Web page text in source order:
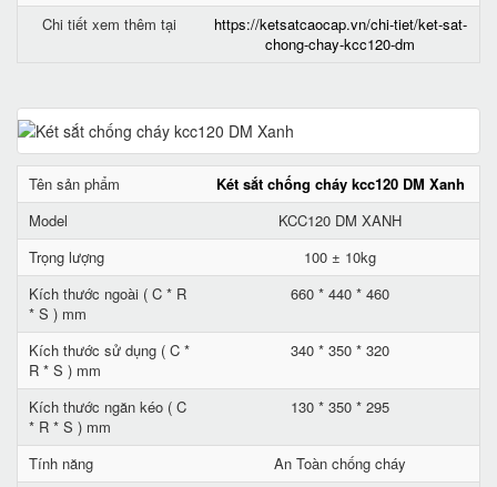
Chi tiết xem thêm tại
https://ketsatcaocap.vn/chi-tiet/ket-sat-
chong-chay-kcc120-dm
Tên sản phẩm
Két sắt chống cháy kcc120 DM Xanh
Model
KCC120 DM XANH
Trọng lượng
100 ± 10kg
Kích thước ngoài ( C * R
* S ) mm
660 * 440 * 460
Kích thước sử dụng ( C *
R * S ) mm
340 * 350 * 320
Kích thước ngăn kéo ( C
* R * S ) mm
130 * 350 * 295
Tính năng
An Toàn chống cháy